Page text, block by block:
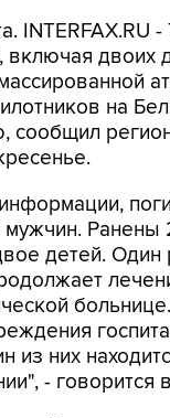
INTERFAX.RU
включая двоих
на
сообщил
Ранены
детей. Один
из них
- говорится